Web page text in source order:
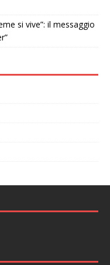
si vive”: il messaggio